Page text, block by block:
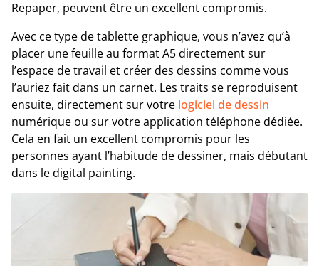
Repaper, peuvent être un excellent compromis.
Avec ce type de tablette graphique, vous n’avez qu’à
placer une feuille au format A5 directement sur
l’espace de travail et créer des dessins comme vous
l’auriez fait dans un carnet. Les traits se reproduisent
ensuite, directement sur votre logiciel de dessin
numérique ou sur votre application téléphone dédiée.
Cela en fait un excellent compromis pour les
personnes ayant l’habitude de dessiner, mais débutant
dans le digital painting.